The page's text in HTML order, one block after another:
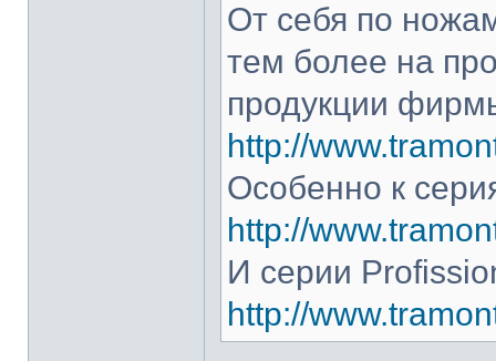
От себя по
тем более на
продукции
http://
Особенно к
http://
И серии
http://